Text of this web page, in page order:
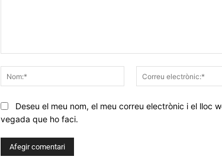
Nom:*
Deseu el meu nom, el meu correu electrònic i el lloc
vegada que ho faci.